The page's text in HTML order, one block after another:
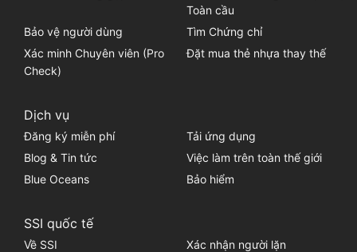
Toàn cầu
Bảo vệ người dùng
Tìm Chứng chỉ
Xác minh Chuyên viên (Pro
Check)
Đặt mua thẻ nhựa thay thế
Dịch vụ
Đăng ký miễn phí
Tải ứng dụng
Blog & Tin tức
Việc làm trên toàn thế giới
Blue Oceans
Bảo hiểm
SSI quốc tế
Về SSI
Xác nhận người lặn